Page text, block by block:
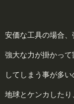
安価な工具の場合
強大な力が掛かっ
してしまう事が多い
地球とケンカしたり